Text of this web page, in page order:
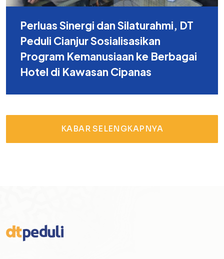
Perluas Sinergi dan Silaturahmi, DT
Peduli Cianjur Sosialisasikan
Program Kemanusiaan ke Berbagai
Hotel di Kawasan Cipanas
KABAR SELENGKAPNYA